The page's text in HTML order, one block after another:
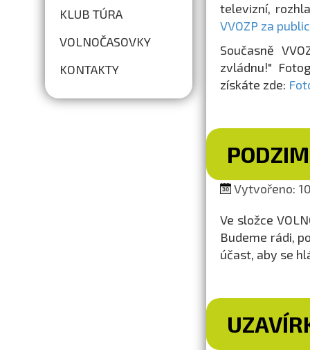
KLUB TÚRA
VOLNOČASOVKY
KONTAKTY
televizní,
VVOZP za
Současně
zvládnu!"
získáte zde:
Vytvořeno:
Ve složce
Budeme rádi,
účast, aby se